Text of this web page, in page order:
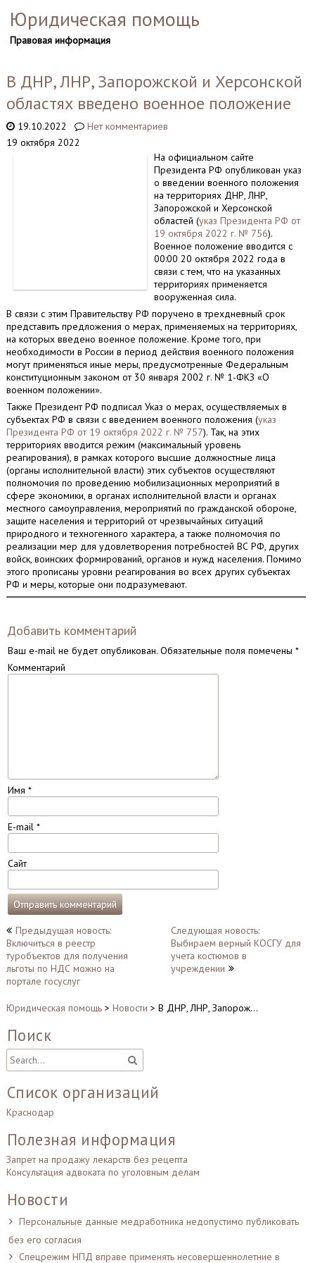
Юридическая помощь
Правовая информация
В ДНР, ЛНР, Запорожской и Херсонской
областях введено военное положение
19.10.2022
Нет комментариев
19 октября 2022
На официальном сайте
Президента РФ опубликован указ
о введении военного положения
на территориях ДНР, ЛНР,
Запорожской и Херсонской
областей (указ Президента РФ от
19 октября 2022 г. № 756).
Военное положение вводится с
00:00 20 октября 2022 года в
связи с тем, что на указанных
территориях применяется
вооруженная сила.
В связи с этим Правительству РФ поручено в трехдневный срок
представить предложения о мерах, применяемых на территориях,
на которых введено военное положение. Кроме того, при
необходимости в России в период действия военного положения
могут применяться иные меры, предусмотренные Федеральным
конституционным законом от 30 января 2002 г. № 1-ФКЗ «О
военном положении».
Также Президент РФ подписал Указ о мерах, осуществляемых в
субъектах РФ в связи с введением военного положения (указ
Президента РФ от 19 октября 2022 г. № 757). Так, на этих
территориях вводится режим (максимальный уровень
реагирования), в рамках которого высшие должностные лица
(органы исполнительной власти) этих субъектов осуществляют
полномочия по проведению мобилизационных мероприятий в
сфере экономики, в органах исполнительной власти и органах
местного самоуправления, мероприятий по гражданской обороне,
защите населения и территорий от чрезвычайных ситуаций
природного и техногенного характера, а также полномочия по
реализации мер для удовлетворения потребностей ВС РФ, других
войск, воинских формирований, органов и нужд населения. Помимо
этого прописаны уровни реагирования во всех других субъектах
РФ и меры, которые они подразумевают.
Добавить комментарий
Ваш e-mail не будет опубликован.Обязательные поля помечены *
Комментарий
Имя *
E-mail *
Сайт
Навигация
по
записям
Предыдущая новость:
Включиться в реестр
туробъектов для получения
льготы по НДС можно на
портале госуслуг
Следующая новость:
Выбираем верный КОСГУ для
учета костюмов в
учреждении
Юридическая помощь> Новости > В ДНР, ЛНР, Запорож…
Поиск
Список организаций
Краснодар
Полезная информация
Запрет на продажу лекарств без рецепта
Консультация адвоката по уголовным делам
Новости
Персональные данные медработника недопустимо публиковать
без его согласия
Спецрежим НПД вправе применять несовершеннолетние в